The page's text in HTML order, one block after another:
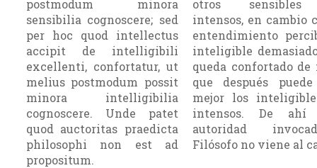
postmodum minora
sensibilia cognoscere; sed
per hoc quod intellectus
accipit de intelligibili
excellenti, confortatur, ut
melius postmodum possit
minora intelligibilia
cognoscere. Unde patet
quod auctoritas praedicta
philosophi non est ad
propositum.
otros sensibles
intensos, en cambio
entendimiento
inteligible
queda confortado de
que después
mejor los
intensos. De
autoridad
Filósofo no viene al